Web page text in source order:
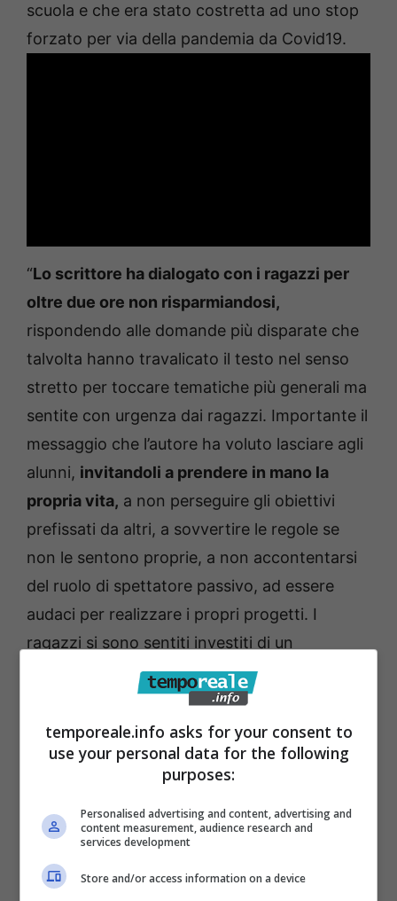
scuola e che era stato costretta ad uno stop
forzato per via della pandemia da Covid19.
“Lo scrittore ha dialogato con i ragazzi per
oltre due ore non risparmiandosi,
rispondendo alle domande più disparate che
talvolta hanno travalicato il testo nel senso
stretto per toccare tematiche più generali ma
sentite con urgenza dai ragazzi. Importante il
messaggio che l’autore ha voluto lasciare agli
alunni, invitandoli a prendere in mano la
propria vita, a non perseguire gli obiettivi
prefissati da altri, a sovvertire le regole se
non le sentono proprie, a non accontentarsi
del ruolo di spettatore passivo, ad essere
audaci per realizzare i propri progetti. I
ragazzi si sono sentiti investiti di un
importante ruolo socio-culturale; quello di
essere un volano per la cultura, se leggono
libri, se vanno al cinema, se vanno a teatro,
se diventano loro stessi humus fertile perché
la conoscenza circoli” – racconta una breve
nota a margine dell’iniziativa, affidata al
profilo social dell’istituto scolastico.
Con l’idea di rinnovare l’appuntamento nei
temporeale.info asks for your consent to
use your personal data for the following
purposes:
Personalised advertising and content, advertising and
content measurement, audience research and
services development
Store and/or access information on a device